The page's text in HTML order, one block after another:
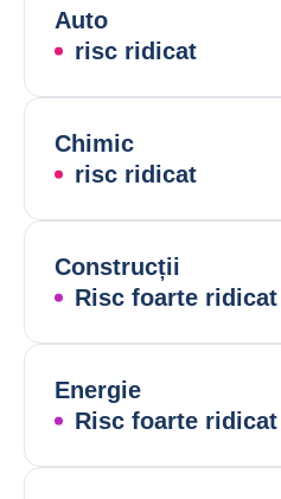
Auto
risc ridicat
Chimic
risc ridicat
Construcții
Risc foarte ridicat
Energie
Risc foarte ridicat